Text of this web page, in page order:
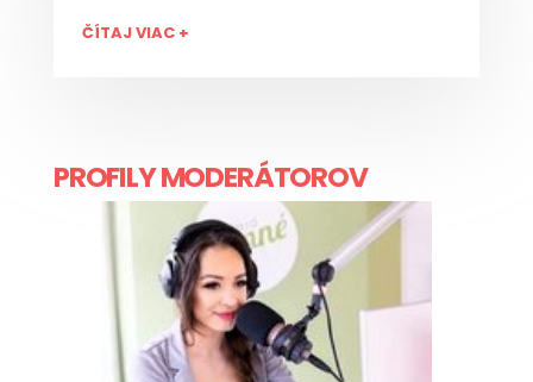
ktoré vyvrcholilo prezentáciami najlepších
ČÍTAJ VIAC +
PROFILY MODERÁTOROV